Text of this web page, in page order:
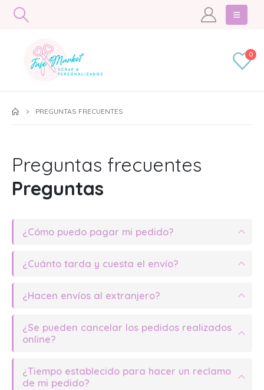
0
PREGUNTAS FRECUENTES
Preguntas frecuentes
Preguntas
¿Cómo puedo pagar mi pedido?
¿Cuánto tarda y cuesta el envío?
¿Hacen envíos al extranjero?
¿Se pueden cancelar los pedidos realizados
online?
¿Tiempo establecido para hacer un reclamo
de mi pedido?